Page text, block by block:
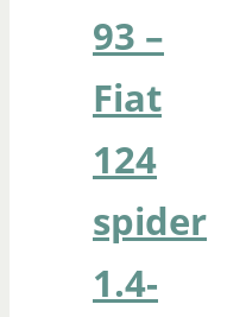
93 –
Fiat
124
spider
1.4-